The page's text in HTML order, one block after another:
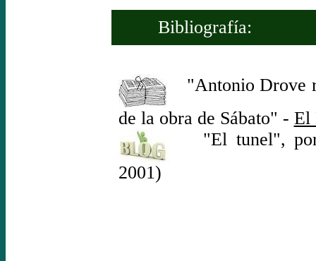
Bibliografía:
"Antonio Drove
de la obra de Sábato" - El
"El tunel", por
2001)